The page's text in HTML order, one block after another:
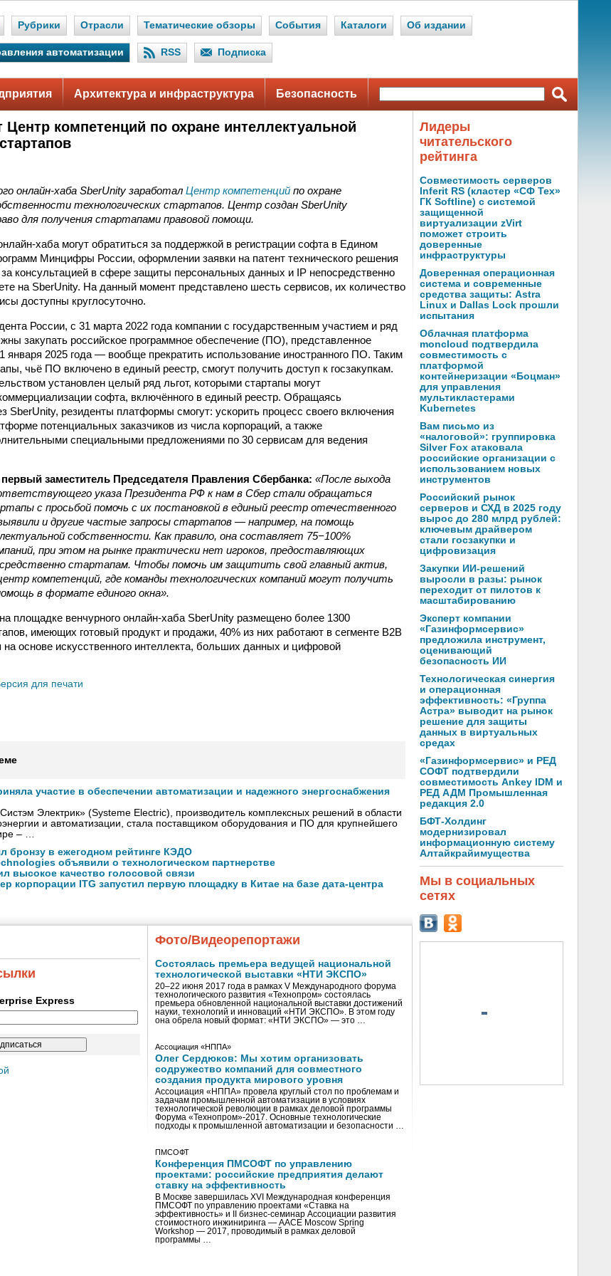
Рубрики Отрасли Тематические обзоры События Каталоги Об издании
автоматизации RSS Подписка
Архитектура и инфраструктура Безопасность
Центр компетенций по охране интеллектуальной
онлайн-хаба SberUnity заработал Центр компетенций по охране
технологических стартапов. Центр создан SberUnity
для получения стартапами правовой помощи.
хаба могут обратиться за поддержкой в регистрации софта в Едином
Минцифры России, оформлении заявки на патент технического решения
консультацией в сфере защиты персональных данных и IP непосредственно
на SberUnity. На данный момент представлено шесть сервисов, их количество
доступны круглосуточно.
России, с 31 марта 2022 года компании с государственным участием и ряд
закупать российское программное обеспечение (ПО), представленное
января 2025 года — вообще прекратить использование иностранного ПО. Таким
чьё ПО включено в единый реестр, смогут получить доступ к госзакупкам.
установлен целый ряд льгот, которыми стартапы могут
софта, включённого в единый реестр. Обращаясь
SberUnity, резиденты платформы смогут: ускорить процесс своего включения
потенциальных заказчиков из числа корпораций, а также
специальными предложениями по 30 сервисам для ведения
заместитель Председателя Правления Сбербанка: «После выхода
указа Президента РФ к нам в Сбер стали обращаться
с просьбой помочь с их постановкой в единый реестр отечественного
и другие частые запросы стартапов — например, на помощь
собственности. Как правило, она составляет 75−100%
при этом на рынке практически нет игроков, предоставляющих
стартапам. Чтобы помочь им защитить свой главный актив,
компетенций, где команды технологических компаний могут получить
в формате единого окна».
площадке венчурного онлайн-хаба SberUnity размещено более 1300
имеющих готовый продукт и продажи, 40% из них работают в сегменте B2B
основе искусственного интеллекта, больших данных и цифровой
для печати
участие в обеспечении автоматизации и надежного энергоснабжения
Электрик» (Systeme Electric), производитель комплексных решений в области
и автоматизации, стала поставщиком оборудования и ПО для крупнейшего
– …
бронзу в ежегодном рейтинге КЭДО
объявили о технологическом партнерстве
высокое качество голосовой связи
корпорации ITG запустил первую площадку в Китае на базе дата-центра
Express
Фото/Видеорепортажи
Состоялась премьера ведущей национальной
технологической выставки «НТИ ЭКСПО»
20–22 июня 2017 года в рамках V Международного форума
технологического развития «Технопром» состоялась
премьера обновленной национальной выставки достижений
науки, технологий и инноваций «НТИ ЭКСПО». В этом году
она обрела новый формат: «НТИ ЭКСПО» — это …
Ассоциация «НППА»
Олег Сердюков: Мы хотим организовать
содружество компаний для совместного
создания продукта мирового уровня
Ассоциация «НППА» провела круглый стол по проблемам и
задачам промышленной автоматизации в условиях
технологической революции в рамках деловой программы
Форума «Технопром»-2017. Основные технологические
подходы к промышленной автоматизации и безопасности …
ПМСОФТ
Конференция ПМСОФТ по управлению
проектами: российские предприятия делают
ставку на эффективность
В Москве завершилась XVI Международная конференция
ПМСОФТ по управлению проектами «Ставка на
эффективность» и II бизнес-семинар Ассоциации развития
стоимостного инжиниринга — AACE Moscow Spring
Workshop — 2017, проводимый в рамках деловой
программы …
Лидеры
читательского
рейтинга
Совместимость серверов
Inferit RS (кластер «СФ Тех»
ГК Softline) с системой
защищенной
виртуализации zVirt
поможет строить
доверенные
инфраструктуры
Доверенная операционная
система и современные
средства защиты: Astra
Linux и Dallas Lock прошли
испытания
Облачная платформа
moncloud подтвердила
совместимость с
платформой
контейнеризации «Боцман»
для управления
мультикластерами
Kubernetes
Вам письмо из
«налоговой»: группировка
Silver Fox атаковала
российские организации с
использованием новых
инструментов
Российский рынок
серверов и СХД в 2025 году
вырос до 280 млрд рублей:
ключевым драйвером
стали госзакупки и
цифровизация
Закупки ИИ-решений
выросли в разы: рынок
переходит от пилотов к
масштабированию
Эксперт компании
«Газинформсервис»
предложила инструмент,
оценивающий
безопасность ИИ
Технологическая синергия
и операционная
эффективность: «Группа
Астра» выводит на рынок
решение для защиты
данных в виртуальных
средах
«Газинформсервис» и РЕД
СОФТ подтвердили
совместимость Ankey IDM и
РЕД АДМ Промышленная
редакция 2.0
БФТ-Холдинг
модернизировал
информационную систему
Алтайкрайимущества
Мы в социальных
сетях